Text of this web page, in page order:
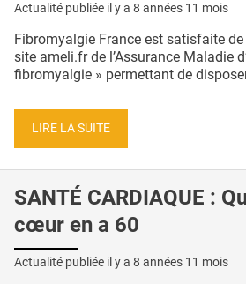
Actualité publiée il y a 8 années 11 mois
Fibromyalgie France est satisfaite
site ameli.fr de l’Assurance Maladie
fibromyalgie » permettant de
LIRE LA SUITE
SANTÉ CARDIAQUE :
cœur en a 60
Actualité publiée il y a 8 années 11 mois